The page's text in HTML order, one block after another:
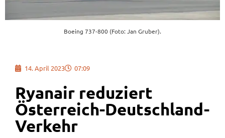
Boeing 737-800 (Foto: Jan Gruber).
14. April 2023 07:09
Ryanair reduziert
Österreich-Deutschland-
Verkehr